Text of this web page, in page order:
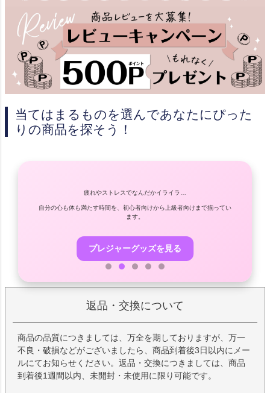
当てはまるものを選んであなたにぴった
りの商品を探そう！
疲れやストレスでなんだかイライラ…
自分の心も体も満たす時間を、初心者向けから上級者向けまで揃ってい
ます。
プレジャーグッズを見る
返品・交換について
商品の品質につきましては、万全を期しておりますが、万一
不良・破損などがございましたら、商品到着後3日以内にメー
ルにてお知らせください。返品・交換につきましては、商品
到着後1週間以内、未開封・未使用に限り可能です。